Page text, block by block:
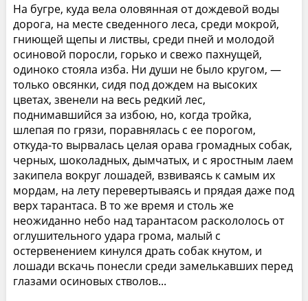
На бугре, куда вела оловянная от дождевой воды
дорога, на месте сведенного леса, среди мокрой,
гниющей щепы и листвы, среди пней и молодой
осиновой поросли, горько и свежо пахнущей,
одиноко стояла изба. Ни души не было кругом, —
только овсянки, сидя под дождем на высоких
цветах, звенели на весь редкий лес,
поднимавшийся за избою, но, когда тройка,
шлепая по грязи, поравнялась с ее порогом,
откуда-то вырвалась целая орава громадных собак,
черных, шоколадных, дымчатых, и с яростным лаем
закипела вокруг лошадей, взвиваясь к самым их
мордам, на лету перевертываясь и прядая даже под
верх тарантаса. В то же время и столь же
неожиданно небо над тарантасом раскололось от
оглушительного удара грома, малый с
остервенением кинулся драть собак кнутом, и
лошади вскачь понесли среди замелькавших перед
глазами осиновых стволов...